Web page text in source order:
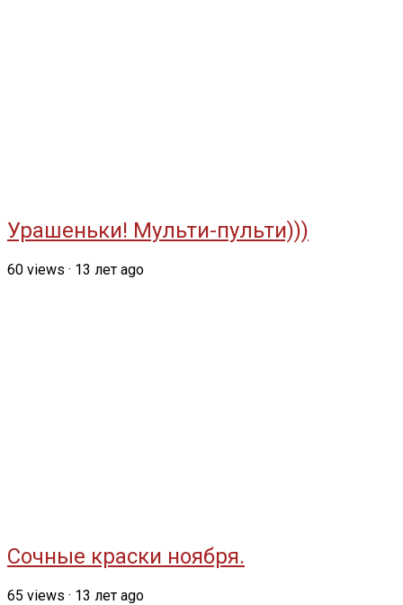
Урашеньки! Мульти-пульти)))
60 views · 13 лет ago
Сочные краски ноября.
65 views · 13 лет ago